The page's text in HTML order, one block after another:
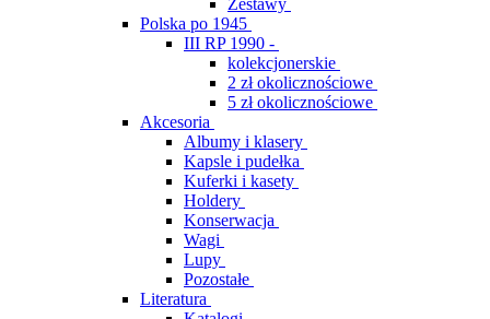
Zestawy
Polska po 1945
III RP 1990 -
kolekcjonerskie
2 zł okolicznościowe
5 zł okolicznościowe
Akcesoria
Albumy i klasery
Kapsle i pudełka
Kuferki i kasety
Holdery
Konserwacja
Wagi
Lupy
Pozostałe
Literatura